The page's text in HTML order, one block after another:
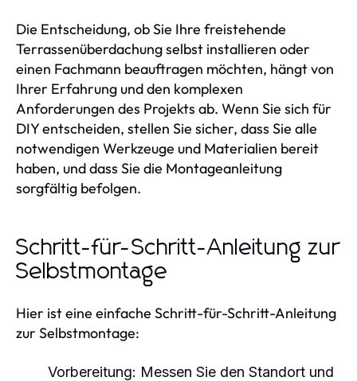
Die Entscheidung, ob Sie Ihre freistehende
Terrassenüberdachung selbst installieren oder
einen Fachmann beauftragen möchten, hängt von
Ihrer Erfahrung und den komplexen
Anforderungen des Projekts ab. Wenn Sie sich für
DIY entscheiden, stellen Sie sicher, dass Sie alle
notwendigen Werkzeuge und Materialien bereit
haben, und dass Sie die Montageanleitung
sorgfältig befolgen.
Schritt-für-Schritt-Anleitung zur
Selbstmontage
Hier ist eine einfache Schritt-für-Schritt-Anleitung
zur Selbstmontage:
Vorbereitung: Messen Sie den Standort und